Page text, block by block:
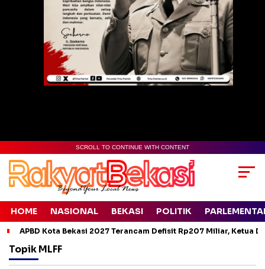
SCROLL TO CONTINUE WITH CONTENT
HOME NASIONAL BEKASI POLITIK
APBD Kota Bekasi 2027 Terancam Defisit Rp207 Miliar, Ketua
Topik MLFF